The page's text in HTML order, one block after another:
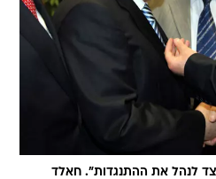
לנהל את ההתנגדות". חאלד